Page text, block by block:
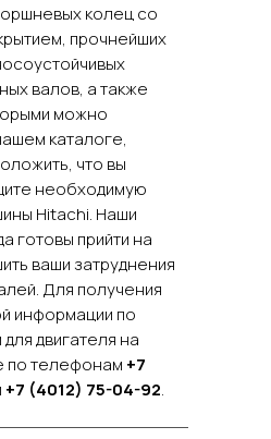
колец со
прочнейших
валов, а также
можно
каталоге,
что вы
необходимую
Hitachi. Наши
готовы прийти на
ваши затруднения
Для получения
информации по
двигателя на
по телефонам +7
+7 (4012) 75-04-92.